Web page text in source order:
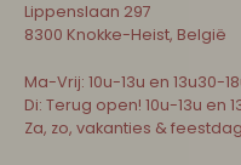
Lippenslaan 297
8300 Knokke-Heist, België
Ma-Vrij: 10u-13u en 13u30-
Di: Terug open! 10u-13u en
Za, zo, vakanties &